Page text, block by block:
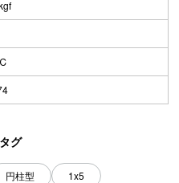
グ
円柱型 1x5